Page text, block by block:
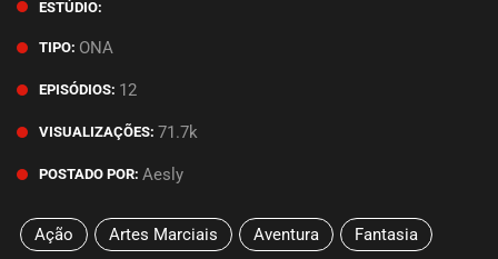
ESTÚDIO:
TIPO: ONA
EPISÓDIOS: 12
VISUALIZAÇÕES: 71.7k
POSTADO POR: Aesly
Ação Artes Marciais Aventura Fantasia